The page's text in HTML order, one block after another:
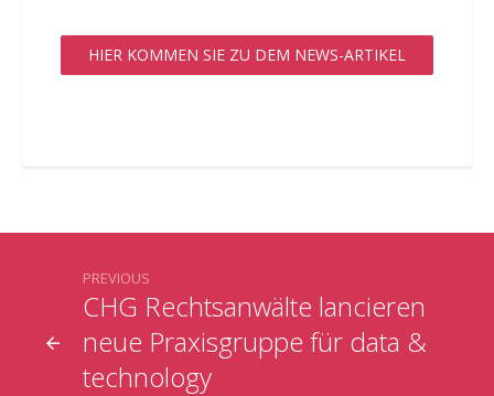
HIER KOMMEN SIE ZU DEM NEWS-ARTIKEL
CHG Rechtsanwälte lancieren
neue Praxisgruppe für data &
technology
PREVIOUS